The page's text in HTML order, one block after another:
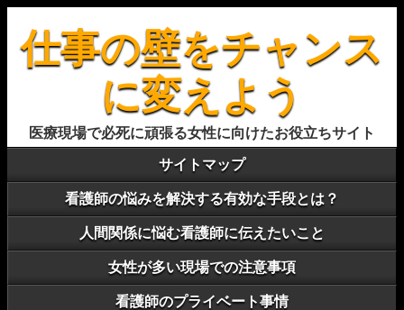
仕事の壁をチャンス
に変えよう
医療現場で必死に頑張る女性に向けたお役立ちサイト
サイトマップ
看護師の悩みを解決する有効な手段とは？
人間関係に悩む看護師に伝えたいこと
女性が多い現場での注意事項
看護師のプライベート事情